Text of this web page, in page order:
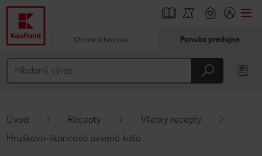
Hlavný obsah
Vyskakovací bočný panel
Online trhovisko Ponuka predajne
Úvod Recepty
Všetky recepty
Hruškovo-škoricová ovsená kaša